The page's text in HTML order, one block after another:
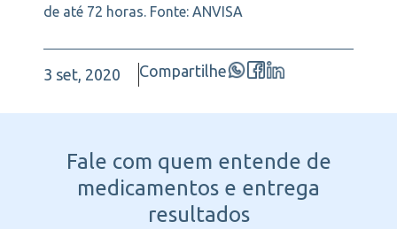
de até 72 horas. Fonte: ANVISA
3 set, 2020 Compartilhe
Fale com quem entende de
medicamentos e entrega
resultados